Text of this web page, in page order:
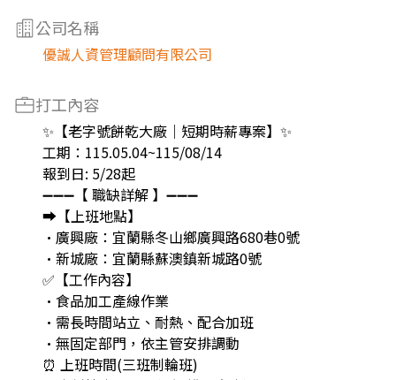
公司名稱
優誠人資管理顧問有限公司
打工內容
✨【老字號餅乾大廠｜短期時薪專案】✨
工期：115.05.04~115/08/14
報到日: 5/28起
➖➖➖【 職缺詳解 】➖➖➖
➡️【上班地點】
•廣興廠：宜蘭縣冬山鄉廣興路680巷0號
•新城廠：宜蘭縣蘇澳鎮新城路0號
✅【工作內容】
•食品加工產線作業
•需長時間站立、耐熱、配合加班
•無固定部門，依主管安排調動
⏰ 上班時間(三班制輪班)